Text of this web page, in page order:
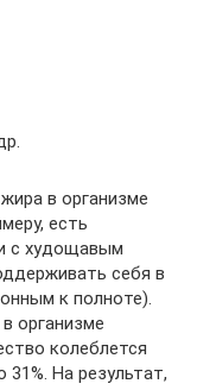
в организме
есть
с худощавым
себя в
к полноте).
организме
колеблется
На результат,